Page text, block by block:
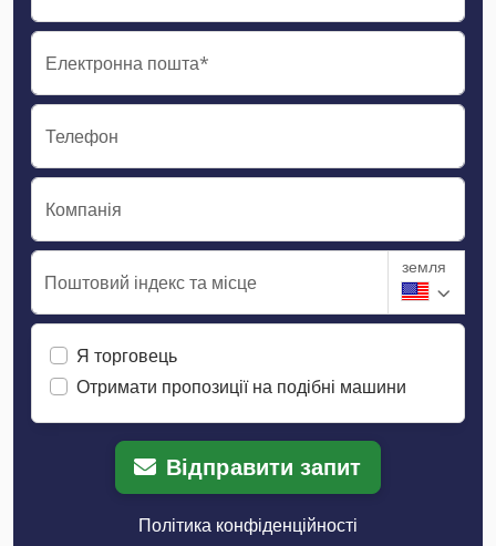
Електронна пошта*
Телефон
Компанія
Поштовий індекс та місце
земля
Я торговець
Отримати пропозиції на подібні машини
Відправити запит
Політика конфіденційності